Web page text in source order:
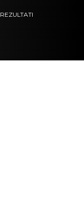
REZULTATI